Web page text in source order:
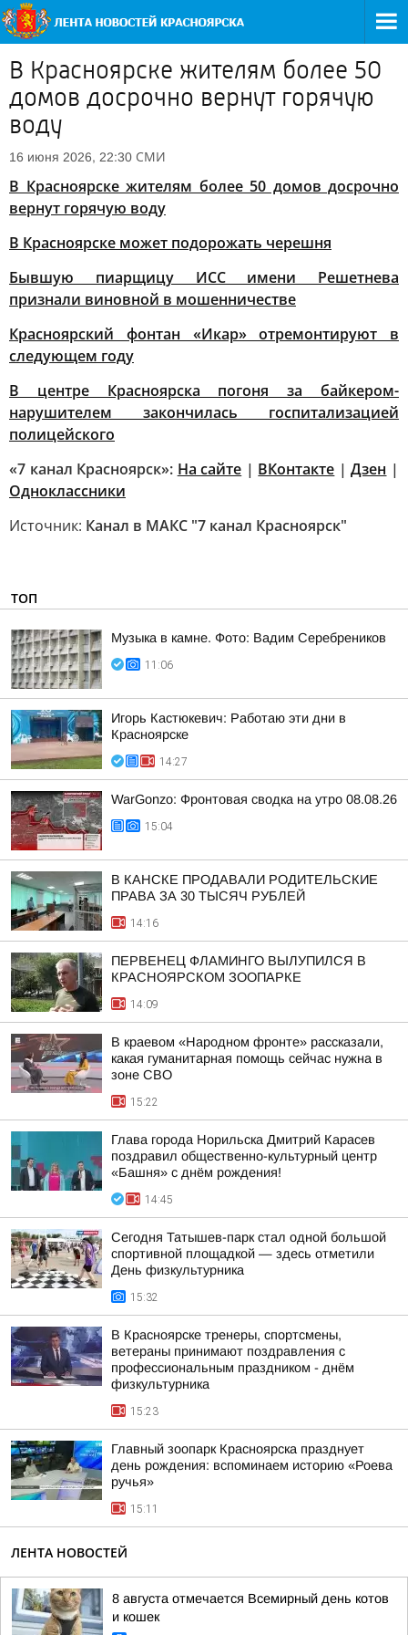
В Красноярске жителям более 50
домов досрочно вернут горячую
воду
16 июня 2026, 22:30 СМИ
В Красноярске жителям более 50 домов досрочно
вернут горячую воду
В Красноярске может подорожать черешня
Бывшую пиарщицу ИСС имени Решетнева
признали виновной в мошенничестве
Красноярский фонтан «Икар» отремонтируют в
следующем году
В центре Красноярска погоня за байкером-
нарушителем закончилась госпитализацией
полицейского
«7 канал Красноярск»: На сайте | ВКонтакте |Дзен |
Одноклассники
Источник: Канал в МАКС "7 канал Красноярск"
ТОП
Музыка в камне. Фото: Вадим Серебреников
11:06
Игорь Кастюкевич: Работаю эти дни в
Красноярске
14:27
WarGonzo: Фронтовая сводка на утро 08.08.26
15:04
В КАНСКЕ ПРОДАВАЛИ РОДИТЕЛЬСКИЕ
ПРАВА ЗА 30 ТЫСЯЧ РУБЛЕЙ
14:16
ПЕРВЕНЕЦ ФЛАМИНГО ВЫЛУПИЛСЯ В
КРАСНОЯРСКОМ ЗООПАРКЕ
14:09
В краевом «Народном фронте» рассказали,
какая гуманитарная помощь сейчас нужна в
зоне СВО
15:22
Глава города Норильска Дмитрий Карасев
поздравил общественно-культурный центр
«Башня» с днём рождения!
14:45
Сегодня Татышев-парк стал одной большой
спортивной площадкой — здесь отметили
День физкультурника
15:32
В Красноярске тренеры, спортсмены,
ветераны принимают поздравления с
профессиональным праздником - днём
физкультурника
15:23
Главный зоопарк Красноярска празднует
день рождения: вспоминаем историю «Роева
ручья»
15:11
ЛЕНТА НОВОСТЕЙ
8 августа отмечается Всемирный день котов
и кошек